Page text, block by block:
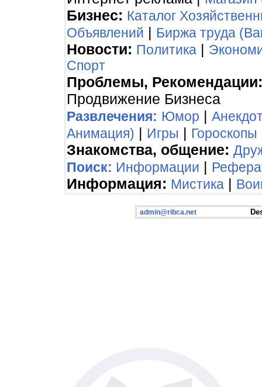
Бизнес: Каталог
Объявлений | Биржа труда
Новости: Политика |
Спорт
Проблемы, Рекомендации:
Продвижение Бизнеса
Развлечения: Юмор |
Анимация) | Игры | Гороскопы
Знакомства, общение:
Поиск: Информации |
Информация: Мистика |
admin@ribca.net